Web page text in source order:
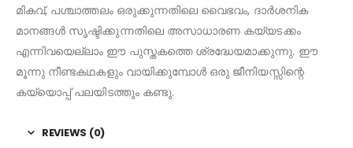
മികവ്, പശ്ചാത്തലം ഒരുക്കുന്നതിലെ വൈഭവം, ദാർശനിക
മാനങ്ങൾ സൃഷ്ടിക്കുന്നതിലെ അസാധാരണ കയ്യടക്കം
എന്നിവയെല്ലാം ഈ പുസ്തകത്തെ ശ്രദ്ധേയമാക്കുന്നു. ഈ
മൂന്നു നീണ്ടകഥകളും വായിക്കുമ്പോൾ ഒരു ജീനിയസ്സിന്റെ
കയ്യൊപ്പ് പലയിടത്തും കണ്ടു.
REVIEWS (0)